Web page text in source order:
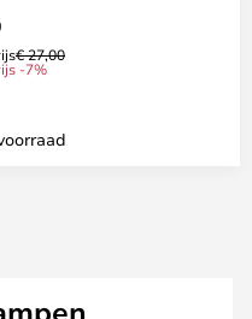
€ 27,00
-7%